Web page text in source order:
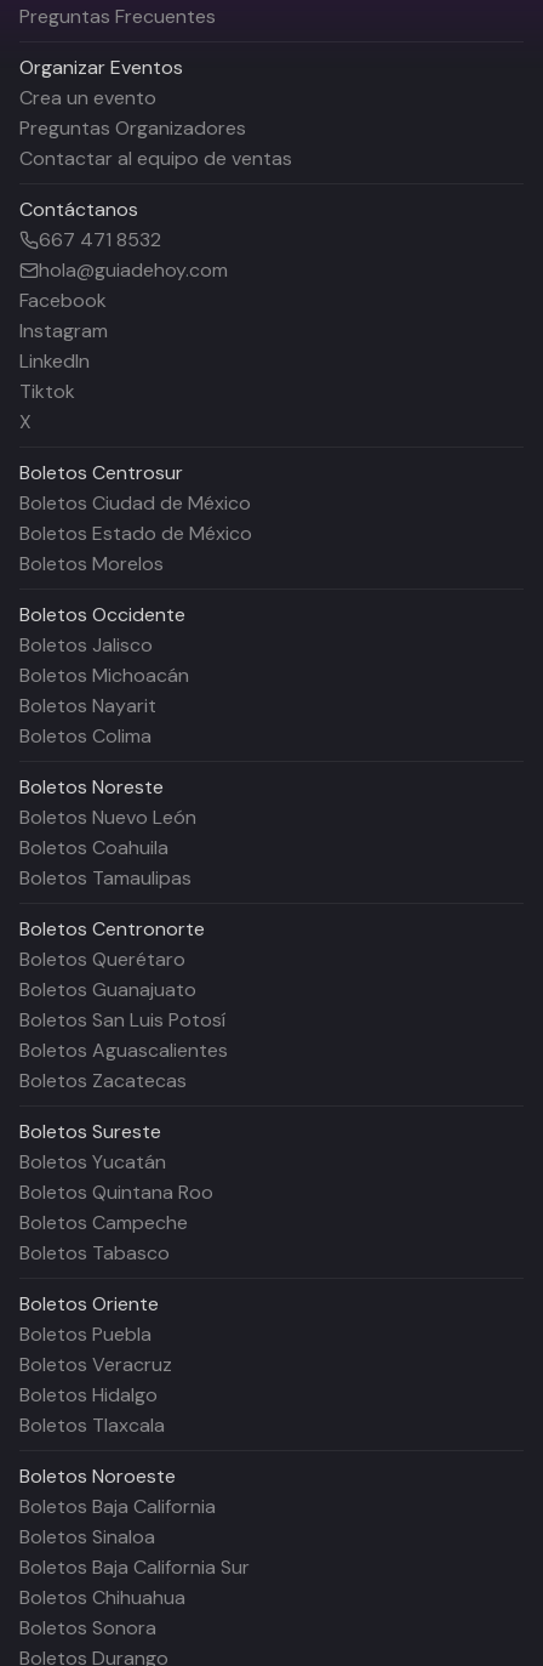
Preguntas Frecuentes
Organizar Eventos
Crea un evento
Preguntas Organizadores
Contactar al equipo de ventas
Contáctanos
667 471 8532
hola@guiadehoy.com
Facebook
Instagram
LinkedIn
Tiktok
X
Boletos Centrosur
Boletos Ciudad de México
Boletos Estado de México
Boletos Morelos
Boletos Occidente
Boletos Jalisco
Boletos Michoacán
Boletos Nayarit
Boletos Colima
Boletos Noreste
Boletos Nuevo León
Boletos Coahuila
Boletos Tamaulipas
Boletos Centronorte
Boletos Querétaro
Boletos Guanajuato
Boletos San Luis Potosí
Boletos Aguascalientes
Boletos Zacatecas
Boletos Sureste
Boletos Yucatán
Boletos Quintana Roo
Boletos Campeche
Boletos Tabasco
Boletos Oriente
Boletos Puebla
Boletos Veracruz
Boletos Hidalgo
Boletos Tlaxcala
Boletos Noroeste
Boletos Baja California
Boletos Sinaloa
Boletos Baja California Sur
Boletos Chihuahua
Boletos Sonora
Boletos Durango